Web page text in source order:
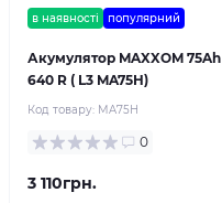
в наявності популярний
Акумулятор MAXXOM 75Ah
640 R ( L3 MA75H)
Код товару: MA75H
0
3 110грн.